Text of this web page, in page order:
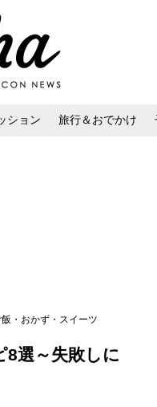
ション 旅行＆おでかけ
・おかず・スイーツ
8選～失敗しに